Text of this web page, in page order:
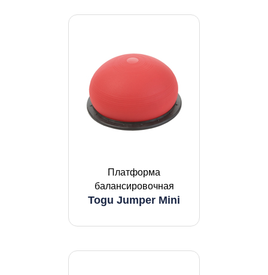
Платформа
балансировочная
Togu Jumper Mini